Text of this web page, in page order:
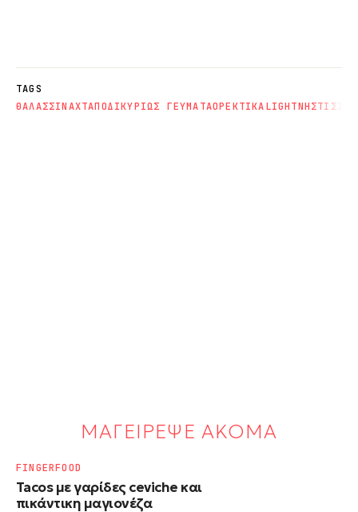
TAGS
ΘΑΛΑΣΣΙΝΑΧΤΑΠΟΔΙΚΥΡΙΩΣ ΓΕΥΜΑΤΑΟΡΕΚΤΙΚΑLIGHTΝΗΣΤΙΣΙΜΑ
ΜΑΓΕΙΡΕΨΕ ΑΚΟΜΑ
Tacos με γαρίδες ceviche και
πικάντικη μαγιονέζα
FINGERFOOD